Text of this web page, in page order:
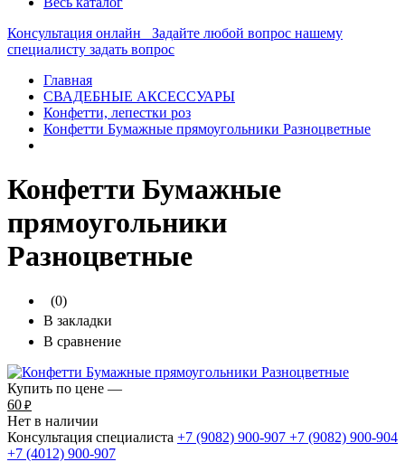
Консультация онлайн
Задайте любой вопрос нашему
специалисту задать вопрос
Главная
СВАДЕБНЫЕ АКСЕССУАРЫ
Конфетти, лепестки роз
Конфетти Бумажные прямоугольники Разноцветные
Конфетти Бумажные
прямоугольники
Разноцветные
(0)
В закладки
В сравнение
Купить по цене —
60 ₽
Нет в наличии
Консультация специалиста +7 (9082) 900-907 +7 (9082) 900-904
+7 (4012) 900-907